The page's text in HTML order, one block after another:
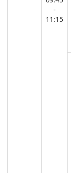
-
11:15